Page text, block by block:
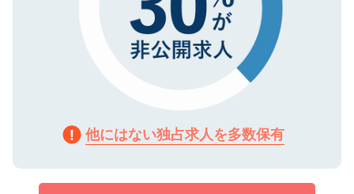
他にはない独占求人を多数保有